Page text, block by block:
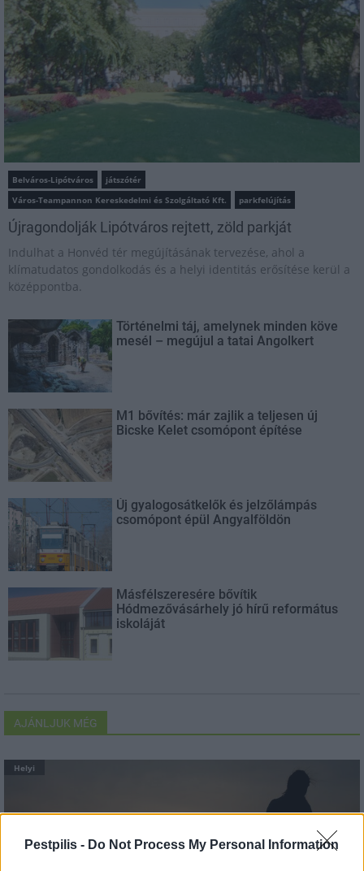
Pestpilis - Do Not Process My Personal Information
Belváros-Lipótváros
játszótér
Város-Teampannon Kereskedelmi és Szolgáltató Kft.
parkfelújítás
Újragondolják Lipótváros rejtett, zöld parkját
Indulhat a Honvéd tér megújításának tervezése, ahol a
klímatudatos gondolkodás és a helyi identitás erősítése kerül a
középpontba.
Történelmi táj, amelynek minden köve
mesél – megújul a tatai Angolkert
M1 bővítés: már zajlik a teljesen új
Bicske Kelet csomópont építése
Új gyalogosátkelők és jelzőlámpás
csomópont épül Angyalföldön
Másfélszeresére bővítik
Hódmezővásárhely jó hírű református
iskoláját
AJÁNLJUK MÉG
Helyi